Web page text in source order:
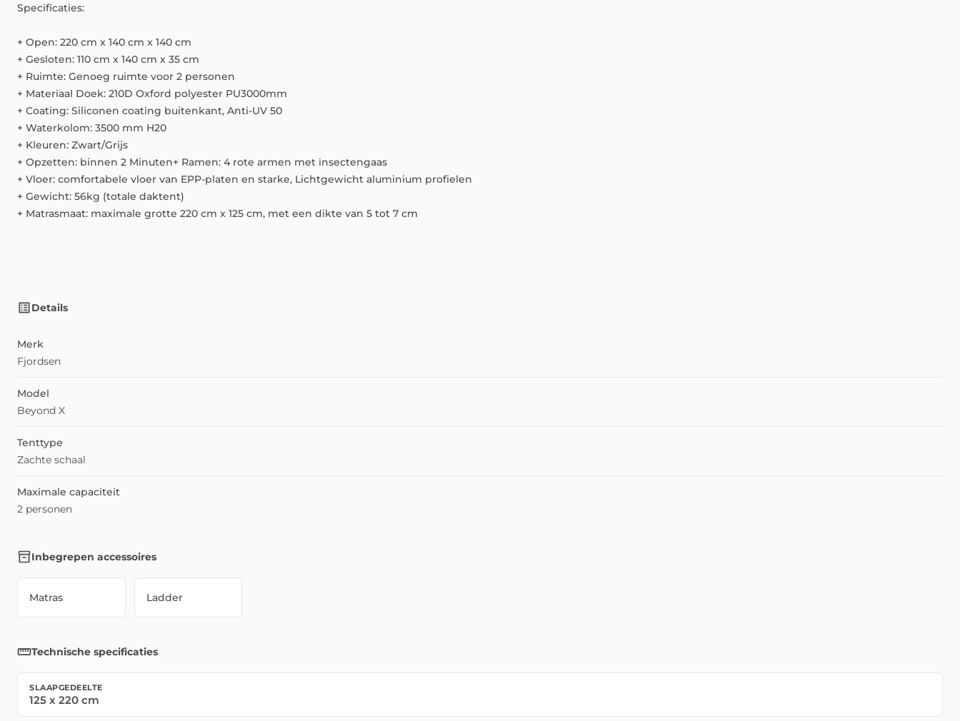
Specificaties:
+ Open: 220 cm x 140 cm x 140 cm
+ Gesloten: 110 cm x 140 cm x 35 cm
+ Ruimte: Genoeg ruimte voor 2 personen
+ Materiaal Doek: 210D Oxford polyester PU3000mm
+ Coating: Siliconen coating buitenkant, Anti-UV 50
+ Waterkolom: 3500 mm H20
+ Kleuren: Zwart​/​Grijs
+ Opzetten: binnen 2 Minuten+ Ramen: 4 rote armen met insectengaas
+ Vloer: comfortabele vloer van EPP-platen en starke, Lichtgewicht aluminium profielen
+ Gewicht: 56kg (totale daktent)
+ Matrasmaat: maximale grotte 220 cm x 125 cm, met een dikte van 5 tot 7 cm
Details
Merk
Fjordsen
Model
Beyond X
Tenttype
Zachte schaal
Maximale capaciteit
2 personen
Inbegrepen accessoires
Matras Ladder
Technische specificaties
SLAAPGEDEELTE
125 x 220 cm